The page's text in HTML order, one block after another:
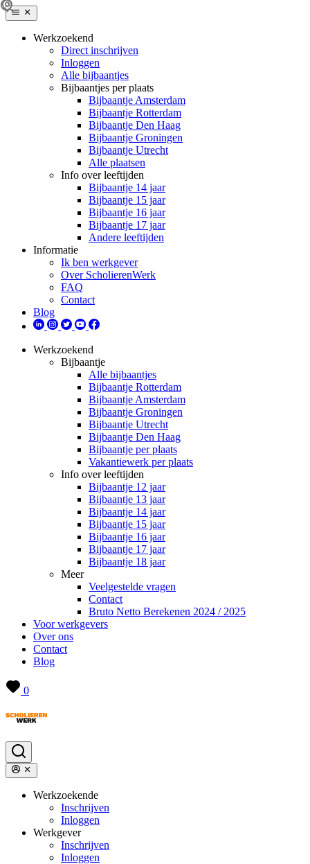
Werkzoekend
Direct inschrijven
Inloggen
Alle bijbaantjes
Bijbaantjes per plaats
Bijbaantje Amsterdam
Bijbaantje Rotterdam
Bijbaantje Den Haag
Bijbaantje Groningen
Bijbaantje Utrecht
Alle plaatsen
Info over leeftijden
Bijbaantje 14 jaar
Bijbaantje 15 jaar
Bijbaantje 16 jaar
Bijbaantje 17 jaar
Andere leeftijden
Informatie
Ik ben werkgever
Over ScholierenWerk
FAQ
Contact
Blog
Werkzoekend
Bijbaantje
Alle bijbaantjes
Bijbaantje Rotterdam
Bijbaantje Amsterdam
Bijbaantje Groningen
Bijbaantje Utrecht
Bijbaantje Den Haag
Bijbaantje per plaats
Vakantiewerk per plaats
Info over leeftijden
Bijbaantje 12 jaar
Bijbaantje 13 jaar
Bijbaantje 14 jaar
Bijbaantje 15 jaar
Bijbaantje 16 jaar
Bijbaantje 17 jaar
Bijbaantje 18 jaar
Meer
Veelgestelde vragen
Contact
Bruto Netto Berekenen 2024 / 2025
Voor werkgevers
Over ons
Contact
Blog
0
Werkzoekende
Inschrijven
Inloggen
Werkgever
Inschrijven
Inloggen